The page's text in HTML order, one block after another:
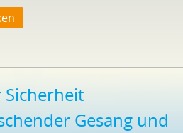
Gesang und